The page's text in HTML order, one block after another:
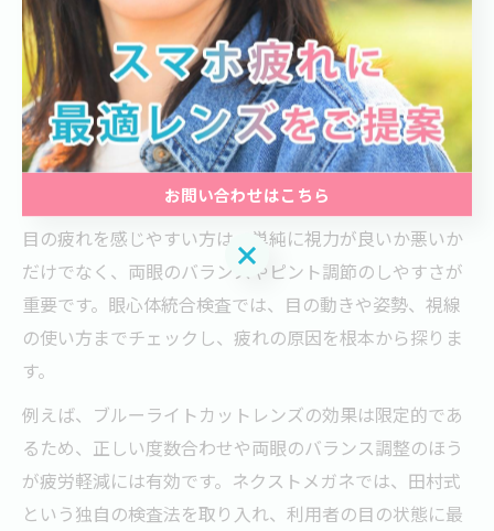
調やピントの調節が楽になるよう度数を調整し、目の負
担を軽減する設計が可能です。従来の「よく見える」か
ら「楽に使える」への転換が、快適な見え方への第一歩
となります。
目の疲れ軽減に役立つメガネの選び方
目の疲れを感じやすい方は、単純に視力が良いか悪いか
だけでなく、両眼のバランスやピント調節のしやすさが
重要です。眼心体統合検査では、目の動きや姿勢、視線
の使い方までチェックし、疲れの原因を根本から探りま
す。
例えば、ブルーライトカットレンズの効果は限定的であ
るため、正しい度数合わせや両眼のバランス調整のほう
が疲労軽減には有効です。ネクストメガネでは、田村式
という独自の検査法を取り入れ、利用者の目の状態に最
お問い合わせはこちら
お問い合わせはこちら